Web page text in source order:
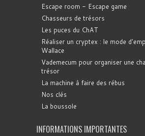
Escape room - Escape game
Chasseurs de trésors
Les puces du ChAT
Réaliser un cryptex : le mode
Wallace
Vademecum pour organiser une
trésor
La machine à faire des rébus
Nos clés
La boussole
INFORMATIONS IMPORTANTES